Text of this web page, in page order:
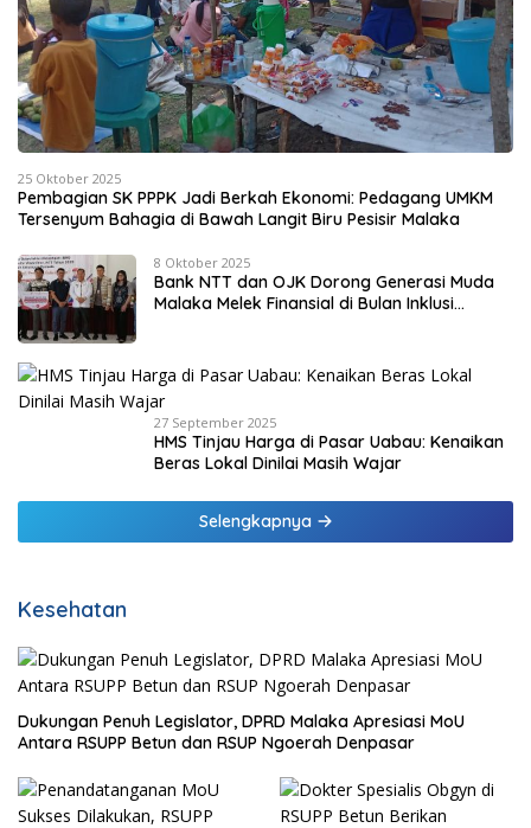
25 Oktober 2025
Pembagian SK PPPK Jadi Berkah Ekonomi: Pedagang UMKM
Tersenyum Bahagia di Bawah Langit Biru Pesisir Malaka
8 Oktober 2025
Bank NTT dan OJK Dorong Generasi Muda
Malaka Melek Finansial di Bulan Inklusi
27 September 2025
HMS Tinjau Harga di Pasar Uabau: Kenaikan
Beras Lokal Dinilai Masih Wajar
Selengkapnya
Kesehatan
Dukungan Penuh Legislator, DPRD Malaka Apresiasi MoU
Antara RSUPP Betun dan RSUP Ngoerah Denpasar